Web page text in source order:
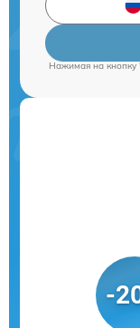
Нажимая на кнопку
-